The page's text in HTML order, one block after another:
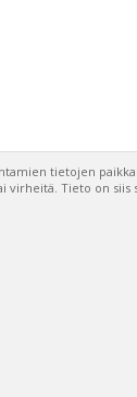
tietojen
virheitä. Tieto on siis